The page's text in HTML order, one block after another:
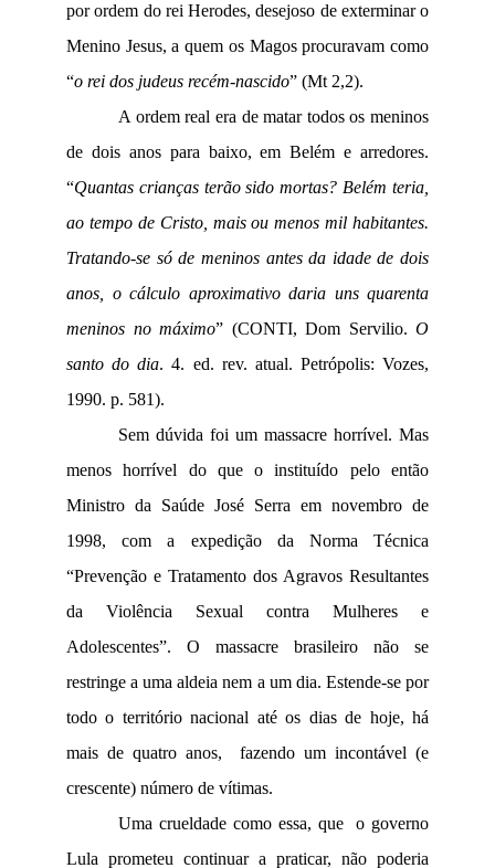
por ordem do rei Herodes, desejoso de exterminar o
Menino Jesus, a quem os Magos procuravam como
“o rei dos judeus recém-nascido” (Mt 2,2).
A ordem real era de matar todos os meninos
de dois anos para baixo, em Belém e arredores.
“Quantas crianças terão sido mortas? Belém teria,
ao tempo de Cristo, mais ou menos mil habitantes.
Tratando-se só de meninos antes da idade de dois
anos, o cálculo aproximativo daria uns quarenta
meninos no máximo” (CONTI, Dom Servilio. O
santo do dia. 4. ed. rev. atual. Petrópolis: Vozes,
1990. p. 581).
Sem dúvida foi um massacre horrível. Mas
menos horrível do que o instituído pelo então
Ministro da Saúde José Serra em novembro de
1998, com a expedição da Norma Técnica
“Prevenção e Tratamento dos Agravos Resultantes
da Violência Sexual contra Mulheres e
Adolescentes”. O massacre brasileiro não se
restringe a uma aldeia nem a um dia. Estende-se por
todo o território nacional até os dias de hoje, há
mais de quatro anos, fazendo um incontável (e
crescente) número de vítimas.
Uma crueldade como essa, que o governo
Lula prometeu continuar a praticar, não poderia